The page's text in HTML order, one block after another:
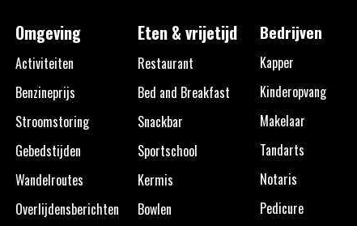
Omgeving
Activiteiten
Benzineprijs
Stroomstoring
Gebedstijden
Wandelroutes
Overlijdensberichten
Eten & vrijetijd
Restaurant
Bed and Breakfast
Snackbar
Sportschool
Kermis
Bowlen
Bedrijven
Kapper
Kinderopvang
Makelaar
Tandarts
Notaris
Pedicure